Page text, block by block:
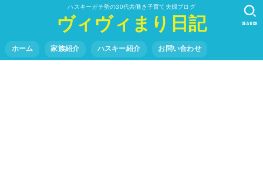
ハスキーガチ勢の30代共働き子育て夫婦ブログ
ヴィヴィまり日記
ホーム 家族紹介 ハスキー紹介 お問い合わせ
SEARCH